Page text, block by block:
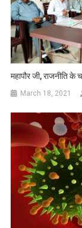
महापौर जी, राजनीति के
March 18, 2021